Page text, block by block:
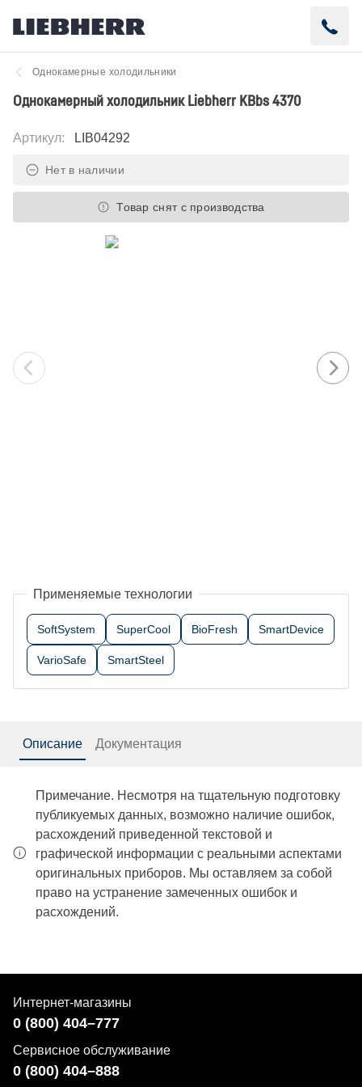
Однокамерные холодильники
Однокамерный холодильник Liebherr KBbs 4370
Артикул: LIB04292
Нет в наличии
Товар снят с производства
Применяемые технологии
SoftSystem SuperCool BioFresh SmartDevice
VarioSafe SmartSteel
Описание Документация
Примечание. Несмотря на тщательную подготовку
публикуемых данных, возможно наличие ошибок,
расхождений приведенной текстовой и
графической информации с реальными аспектами
оригинальных приборов. Мы оставляем за собой
право на устранение замеченных ошибок и
расхождений.
Интернет-магазины
0 (800) 404–777
Сервисное обслуживание
0 (800) 404–888